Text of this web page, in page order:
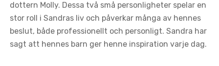
dottern Molly. Dessa två små personligheter spelar en
stor roll i Sandras liv och påverkar många av hennes
beslut, både professionellt och personligt. Sandra har
sagt att hennes barn ger henne inspiration varje dag.